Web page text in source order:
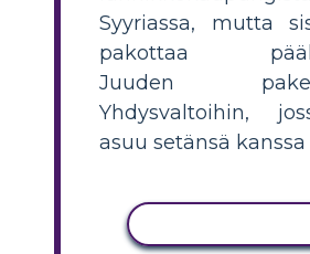
Syyriassa, mutta
pakottaa
Juuden
Yhdysvaltoihin,
asuu setänsä kanssa